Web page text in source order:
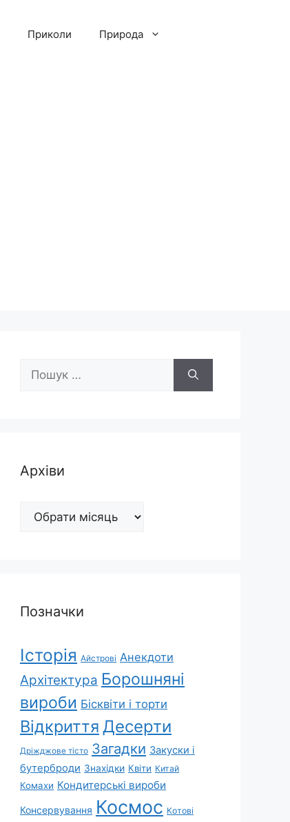
Приколи Природа
Пошук:
Архіви
Архіви
Позначки
Історія Айстрові Анекдоти
Архітектура Борошняні
вироби Бісквіти і торти
Відкриття Десерти
Дріжджове тісто Загадки Закуски і
бутерброди Знахідки Квіти Китай
Комахи Кондитерські вироби
Консервування Космос Котові